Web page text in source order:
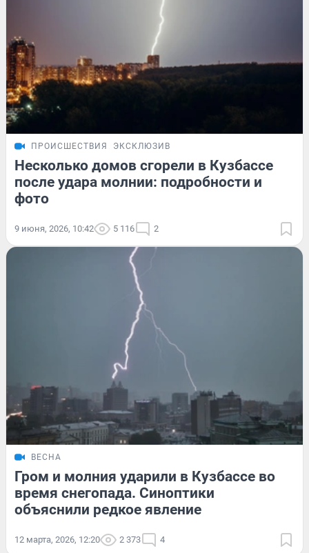
ПРОИСШЕСТВИЯ ЭКСКЛЮЗИВ
Несколько домов сгорели в Кузбассе
после удара молнии: подробности и
фото
9 июня, 2026, 10:42 5 116 2
ВЕСНА
Гром и молния ударили в Кузбассе во
время снегопада. Синоптики
объяснили редкое явление
12 марта, 2026, 12:20 2 373 4